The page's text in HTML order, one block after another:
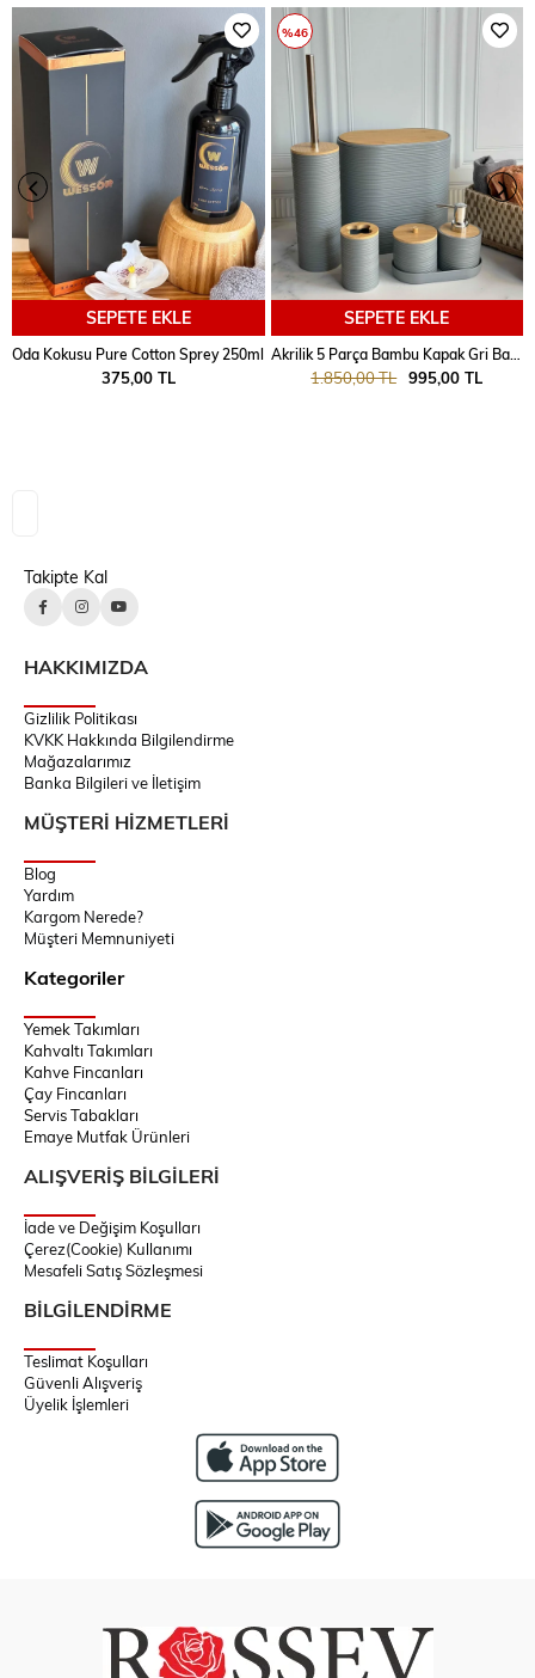
SEPETE EKLE
Oda Kokusu Pure Cotton Sprey 250ml
375,00 TL
SEPETE EKLE
Akrilik 5 Parça Bambu Kapak Gri Banyo Seti
995,00 TL
1.850,00 TL
%46
Takipte Kal
HAKKIMIZDA
Gizlilik Politikası
KVKK Hakkında Bilgilendirme
Mağazalarımız
Banka Bilgileri ve İletişim
MÜŞTERİ HİZMETLERİ
Blog
Yardım
Kargom Nerede?
Müşteri Memnuniyeti
Kategoriler
Yemek Takımları
Kahvaltı Takımları
Kahve Fincanları
Çay Fincanları
Servis Tabakları
Emaye Mutfak Ürünleri
ALIŞVERİŞ BİLGİLERİ
İade ve Değişim Koşulları
Çerez(Cookie) Kullanımı
Mesafeli Satış Sözleşmesi
BİLGİLENDİRME
Teslimat Koşulları
Güvenli Alışveriş
Üyelik İşlemleri